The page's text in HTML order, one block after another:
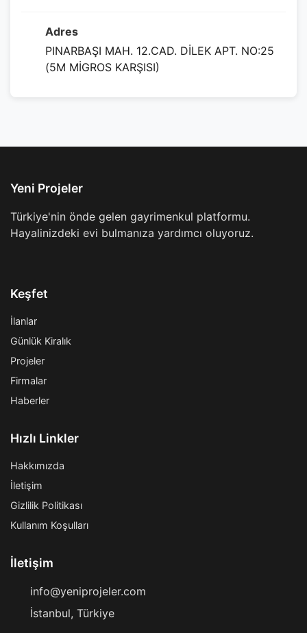
Adres
PINARBAŞI MAH. 12.CAD. DİLEK APT. NO:25
(5M MİGROS KARŞISI)
Yeni Projeler
Türkiye'nin önde gelen gayrimenkul platformu.
Hayalinizdeki evi bulmanıza yardımcı oluyoruz.
Keşfet
İlanlar
Günlük Kiralık
Projeler
Firmalar
Haberler
Hızlı Linkler
Hakkımızda
İletişim
Gizlilik Politikası
Kullanım Koşulları
İletişim
info@yeniprojeler.com
İstanbul, Türkiye